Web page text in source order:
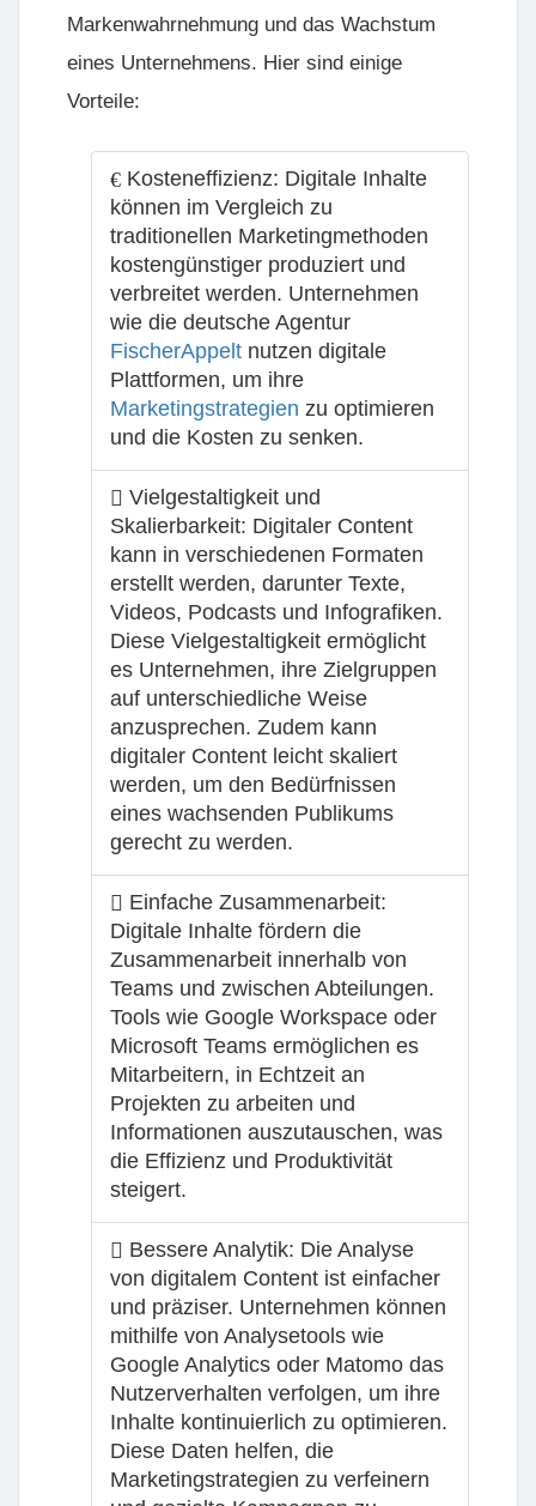
Markenwahrnehmung und das Wachstum
eines Unternehmens. Hier sind einige
Vorteile:
Kosteneffizienz: Digitale Inhalte
können im Vergleich zu
traditionellen Marketingmethoden
kostengünstiger produziert und
verbreitet werden. Unternehmen
wie die deutsche Agentur
FischerAppelt nutzen digitale
Plattformen, um ihre
Marketingstrategien zu optimieren
und die Kosten zu senken.
Vielgestaltigkeit und
Skalierbarkeit: Digitaler Content
kann in verschiedenen Formaten
erstellt werden, darunter Texte,
Videos, Podcasts und Infografiken.
Diese Vielgestaltigkeit ermöglicht
es Unternehmen, ihre Zielgruppen
auf unterschiedliche Weise
anzusprechen. Zudem kann
digitaler Content leicht skaliert
werden, um den Bedürfnissen
eines wachsenden Publikums
gerecht zu werden.
Einfache Zusammenarbeit:
Digitale Inhalte fördern die
Zusammenarbeit innerhalb von
Teams und zwischen Abteilungen.
Tools wie Google Workspace oder
Microsoft Teams ermöglichen es
Mitarbeitern, in Echtzeit an
Projekten zu arbeiten und
Informationen auszutauschen, was
die Effizienz und Produktivität
steigert.
Bessere Analytik: Die Analyse
von digitalem Content ist einfacher
und präziser. Unternehmen können
mithilfe von Analysetools wie
Google Analytics oder Matomo das
Nutzerverhalten verfolgen, um ihre
Inhalte kontinuierlich zu optimieren.
Diese Daten helfen, die
Marketingstrategien zu verfeinern